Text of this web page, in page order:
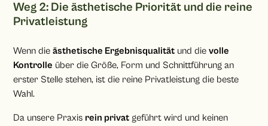
Weg 2: Die ästhetische Priorität und die reine
Privatleistung
Wenn dieästhetische Ergebnisqualität und dievolle
Kontrolle über die Größe, Form und Schnittführung an
erster Stelle stehen, ist die reine Privatleistung die beste
Wahl.
Da unsere Praxis rein privat geführt wird und keinen